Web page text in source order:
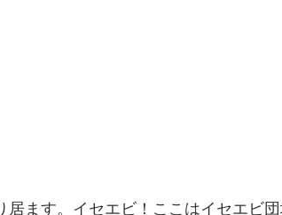
ます。イセエビ！ここはイセエビ